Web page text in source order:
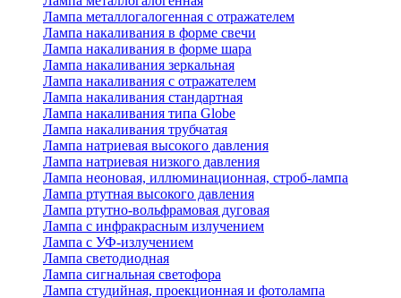
Лампа металлогалогенная с отражателем
Лампа накаливания в форме свечи
Лампа накаливания в форме шара
Лампа накаливания зеркальная
Лампа накаливания с отражателем
Лампа накаливания стандартная
Лампа накаливания типа Globe
Лампа накаливания трубчатая
Лампа натриевая высокого давления
Лампа натриевая низкого давления
Лампа неоновая, иллюминационная, строб-лампа
Лампа ртутная высокого давления
Лампа ртутно-вольфрамовая дуговая
Лампа с инфракрасным излучением
Лампа с УФ-излучением
Лампа светодиодная
Лампа сигнальная светофора
Лампа студийная, проекционная и фотолампа